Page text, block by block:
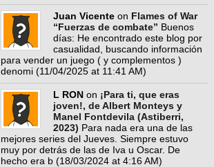
Juan Vicente on Flames of War
“Fuerzas de combate” Buenos
días: He encontrado este blog por
casualidad, buscando información
para vender un juego ( y complementos )
denomi (11/04/2025 at 11:41 AM)
L RON on ¡Para ti, que eras
joven!, de Albert Monteys y
Manel Fontdevila (Astiberri,
2023) Para nada era una de las
mejores series del Jueves. Siempre estuvo
muy por detrás de las de Iva u Oscar. De
hecho era b (18/03/2024 at 4:16 AM)